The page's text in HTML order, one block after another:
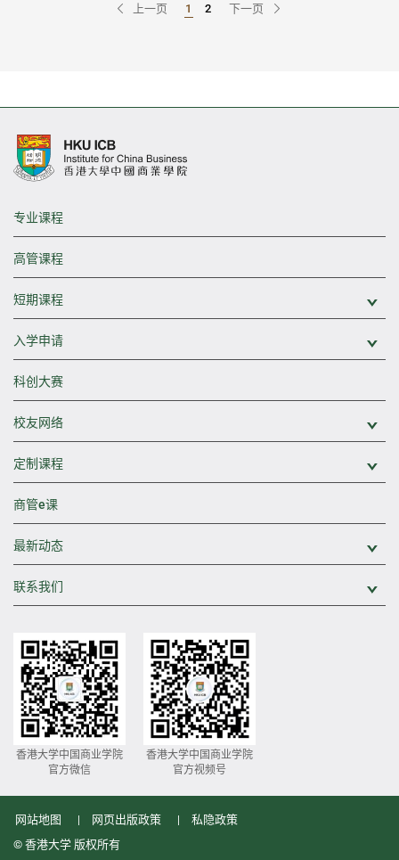
上一页 Go to Page
1 Go to Page
2 下一页
专业课程
高管课程
短期课程
入学申请
科创大赛
校友网络
定制课程
商管e课
最新动态
联系我们
香港大学中国商业学院
官方微信
香港大学中国商业学院
官方视频号
网站地图 网页出版政策
私隐政策
© 香港大学 版权所有